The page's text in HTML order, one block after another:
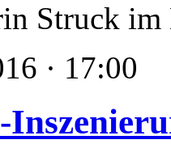
Struck im
· 17:00